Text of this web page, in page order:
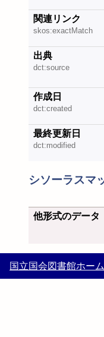
関連リンク
skos:exactMatch
出典
dct:source
作成日
dct:created
最終更新日
dct:modified
シソーラスマ
他形式のデータ
国立国会図書館ホーム